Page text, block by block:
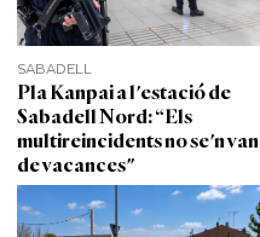
SABADELL
Pla Kanpai a l'estació de
Sabadell Nord: “Els
multireincidents no se'n van
de vacances"